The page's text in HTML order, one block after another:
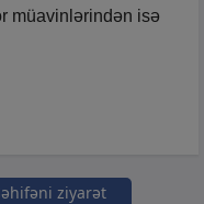
müavinlərindən isə
ziyarət